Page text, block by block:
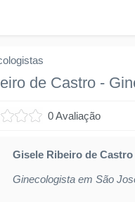
de Castro-
0 Avaliação
Gisele Ribeiro de Castro
Ginecologista em São